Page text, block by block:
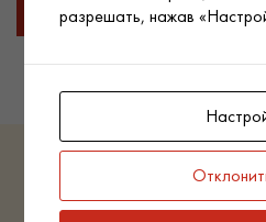
Подробнее
разрешать, нажав